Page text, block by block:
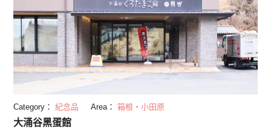
Category： 紀念品 Area： 箱根・小田原
大涌谷黑蛋館